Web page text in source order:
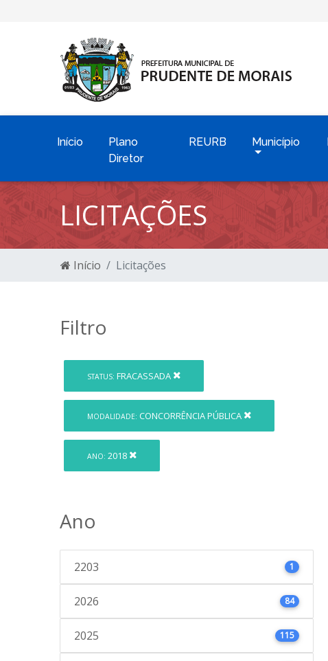
Início
Plano
Diretor
REURB Município
LICITAÇÕES
Início Licitações
Filtro
STATUS: FRACASSADA
MODALIDADE: CONCORRÊNCIA PÚBLICA
ANO: 2018
Ano
2203 1
2026 84
2025 115